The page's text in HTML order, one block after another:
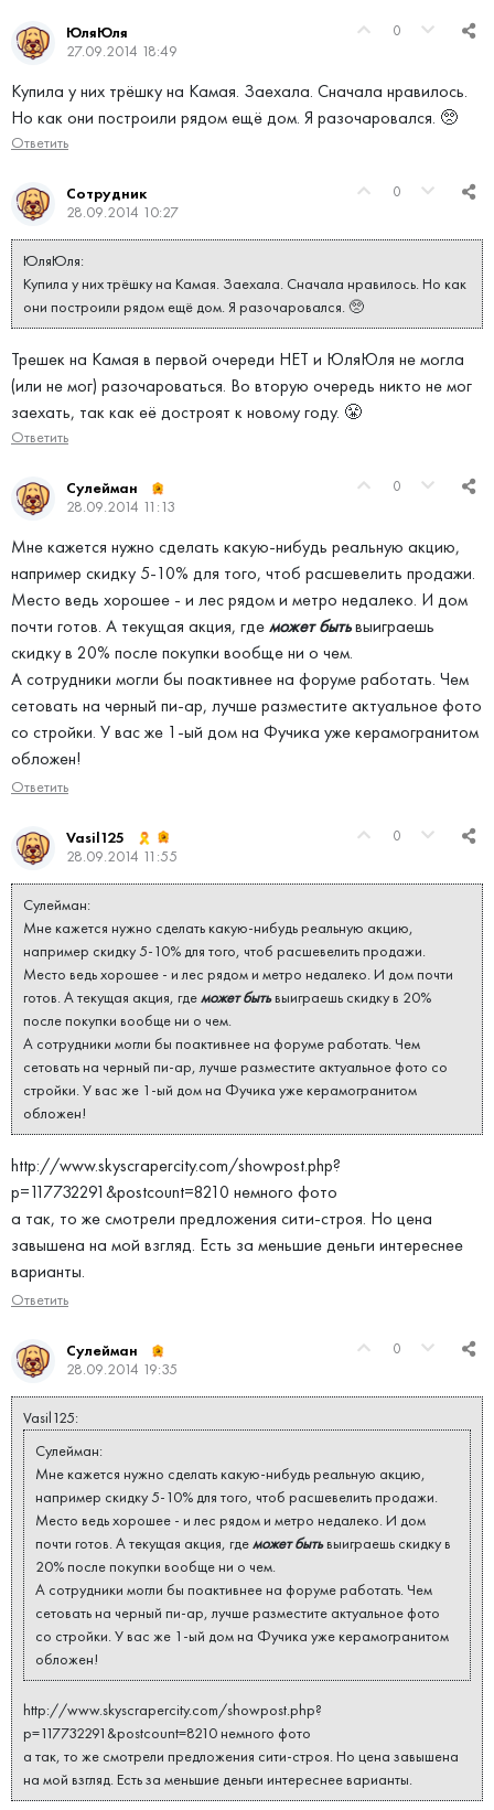
0
ЮляЮля
27.09.2014 18:49
Купила у них трёшку на Камая. Заехала. Сначала нравилось.
Но как они построили рядом ещё дом. Я разочаровался. 🥺
Ответить
0
Сотрудник
28.09.2014 10:27
ЮляЮля:
Купила у них трёшку на Камая. Заехала. Сначала нравилось. Но как
они построили рядом ещё дом. Я разочаровался. 🥺
Трешек на Камая в первой очереди НЕТ и ЮляЮля не могла
(или не мог) разочароваться. Во вторую очередь никто не мог
заехать, так как её достроят к новому году. 😤
Ответить
0
Сулейман
28.09.2014 11:13
Мне кажется нужно сделать какую-нибудь реальную акцию,
например скидку 5-10% для того, чтоб расшевелить продажи.
Место ведь хорошее - и лес рядом и метро недалеко. И дом
почти готов. А текущая акция, где может бытьвыиграешь
скидку в 20% после покупки вообще ни о чем.
А сотрудники могли бы поактивнее на форуме работать. Чем
сетовать на черный пи-ар, лучше разместите актуальное фото
со стройки. У вас же 1-ый дом на Фучика уже керамогранитом
обложен!
Ответить
0
Vasil125
28.09.2014 11:55
Сулейман:
Мне кажется нужно сделать какую-нибудь реальную акцию,
например скидку 5-10% для того, чтоб расшевелить продажи.
Место ведь хорошее - и лес рядом и метро недалеко. И дом почти
готов. А текущая акция, гдеможет бытьвыиграешь скидку в 20%
после покупки вообще ни о чем.
А сотрудники могли бы поактивнее на форуме работать. Чем
сетовать на черный пи-ар, лучше разместите актуальное фото со
стройки. У вас же 1-ый дом на Фучика уже керамогранитом
обложен!
http://www.skyscrapercity.com/showpost.php?
p=117732291&postcount=8210 немного фото
а так, то же смотрели предложения сити-строя. Но цена
завышена на мой взгляд. Есть за меньшие деньги интереснее
варианты.
Ответить
0
Сулейман
28.09.2014 19:35
Vasil125:
Сулейман:
Мне кажется нужно сделать какую-нибудь реальную акцию,
например скидку 5-10% для того, чтоб расшевелить продажи.
Место ведь хорошее - и лес рядом и метро недалеко. И дом
почти готов. А текущая акция, гдеможет бытьвыиграешь скидку в
20% после покупки вообще ни о чем.
А сотрудники могли бы поактивнее на форуме работать. Чем
сетовать на черный пи-ар, лучше разместите актуальное фото
со стройки. У вас же 1-ый дом на Фучика уже керамогранитом
обложен!
http://www.skyscrapercity.com/showpost.php?
p=117732291&postcount=8210 немного фото
а так, то же смотрели предложения сити-строя. Но цена завышена
на мой взгляд. Есть за меньшие деньги интереснее варианты.